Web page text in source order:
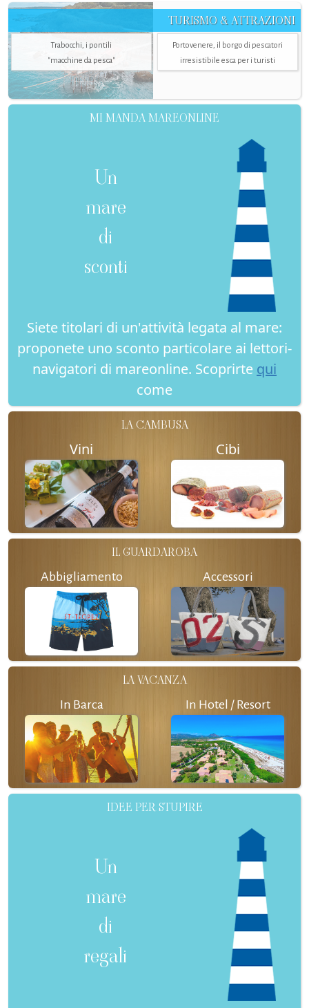
TURISMO & ATTRAZIONI
Trabocchi, i pontili
"macchine da pesca"
Portovenere, il borgo di pescatori
irresistibile esca per i turisti
MI MANDA MAREONLINE
Un
mare
di
sconti
Siete titolari di un'attività legata al mare:
proponete uno sconto particolare ai lettori-
navigatori di mareonline. Scoprirte qui
come
LA CAMBUSA
Vini Cibi
IL GUARDAROBA
Abbigliamento Accessori
LA VACANZA
In Barca In Hotel / Resort
IDEE PER STUPIRE
Un
mare
di
regali